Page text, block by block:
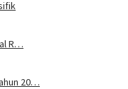
R…
20…